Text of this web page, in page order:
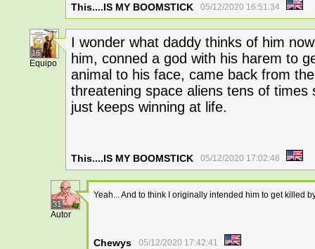
This....IS MY BOOMSTICK 05/12/2020 16:51:34
16
Equipo
I wonder what daddy thinks of him
him, conned a god with his harem to
animal to his face, came back from
threatening space aliens tens of
just keeps winning at life.
This....IS MY BOOMSTICK 05/12/2020 17:02:48
31
Autor
Yeah... And to think I originally intended him to get killed
Chewys 05/12/2020 17:42:41